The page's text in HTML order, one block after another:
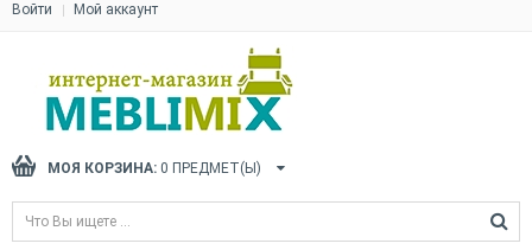
Войти Мой аккаунт
МОЯ КОРЗИНА: 0 ПРЕДМЕТ(Ы)